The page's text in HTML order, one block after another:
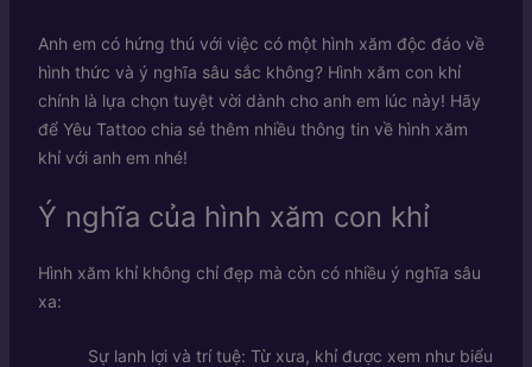
Anh em có hứng thú với việc có một hình xăm độc đáo về
hình thức và ý nghĩa sâu sắc không? Hình xăm con khỉ
chính là lựa chọn tuyệt vời dành cho anh em lúc này! Hãy
để Yêu Tattoo chia sẻ thêm nhiều thông tin về hình xăm
khỉ với anh em nhé!
Ý nghĩa của hình xăm con khỉ
Hình xăm khỉ không chỉ đẹp mà còn có nhiều ý nghĩa sâu
xa:
Sự lanh lợi và trí tuệ: Từ xưa, khỉ được xem như biểu